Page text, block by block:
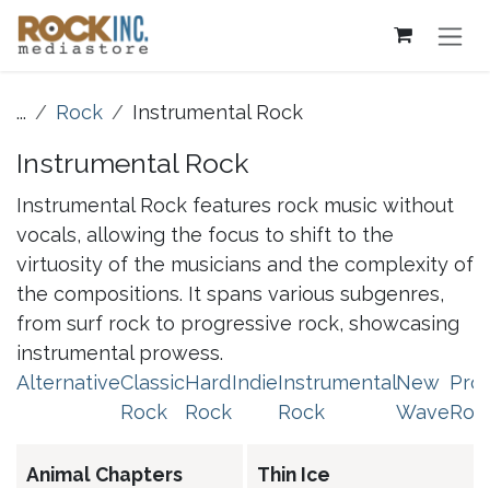
Overslaan naar inhoud
... Rock Instrumental Rock
Instrumental Rock
Instrumental Rock features rock music without
vocals, allowing the focus to shift to the
virtuosity of the musicians and the complexity of
the compositions. It spans various subgenres,
from surf rock to progressive rock, showcasing
instrumental prowess.
AlternativeClassic
Rock
Hard
Rock
IndieInstrumental
Rock
New
Wave
Animal Chapters Thin Ice